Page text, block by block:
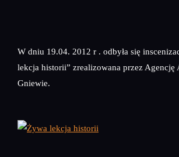
W dniu 19.04. 2012 r . odbyła się
lekcja historii” zrealizowana przez
Gniewie.